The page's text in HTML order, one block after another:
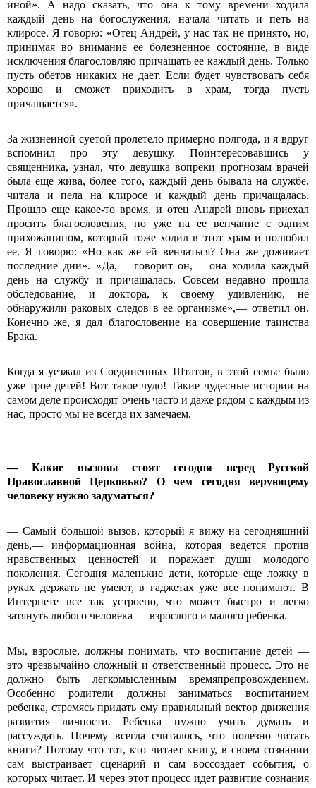
иной». А надо сказать, что она к тому времени ходила
каждый день на богослужения, начала читать и петь на
клиросе. Я говорю: «Отец Андрей, у нас так не принято, но,
принимая во внимание ее болезненное состояние, в виде
исключения благословляю причащать ее каждый день. Только
пусть обетов никаких не дает. Если будет чувствовать себя
хорошо и сможет приходить в храм, тогда пусть
причащается».
За жизненной суетой пролетело примерно полгода, и я вдруг
вспомнил про эту девушку. Поинтересовавшись у
священника, узнал, что девушка вопреки прогнозам врачей
была еще жива, более того, каждый день бывала на службе,
читала и пела на клиросе и каждый день причащалась.
Прошло еще какое-то время, и отец Андрей вновь приехал
просить благословения, но уже на ее венчание с одним
прихожанином, который тоже ходил в этот храм и полюбил
ее. Я говорю: «Но как же ей венчаться? Она же доживает
последние дни». «Да,— говорит он,— она ходила каждый
день на службу и причащалась. Совсем недавно прошла
обследование, и доктора, к своему удивлению, не
обнаружили раковых следов в ее организме»,— ответил он.
Конечно же, я дал благословение на совершение таинства
Брака.
Когда я уезжал из Соединенных Штатов, в этой семье было
уже трое детей! Вот такое чудо! Такие чудесные истории на
самом деле происходят очень часто и даже рядом с каждым из
нас, просто мы не всегда их замечаем.
—Какие вызовы стоят сегодня перед Русской
Православной Церковью? О чем сегодня верующему
человеку нужно задуматься?
— Самый большой вызов, который я вижу на сегодняшний
день,— информационная война, которая ведется против
нравственных ценностей и поражает души молодого
поколения. Сегодня маленькие дети, которые еще ложку в
руках держать не умеют, в гаджетах уже все понимают. В
Интернете все так устроено, что может быстро и легко
затянуть любого человека — взрослого и малого ребенка.
Мы, взрослые, должны понимать, что воспитание детей —
это чрезвычайно сложный и ответственный процесс. Это не
должно быть легкомысленным времяпрепровождением.
Особенно родители должны заниматься воспитанием
ребенка, стремясь придать ему правильный вектор движения
развития личности. Ребенка нужно учить думать и
рассуждать. Почему всегда считалось, что полезно читать
книги? Потому что тот, кто читает книгу, в своем сознании
сам выстраивает сценарий и сам воссоздает события, о
которых читает. И через этот процесс идет развитие сознания